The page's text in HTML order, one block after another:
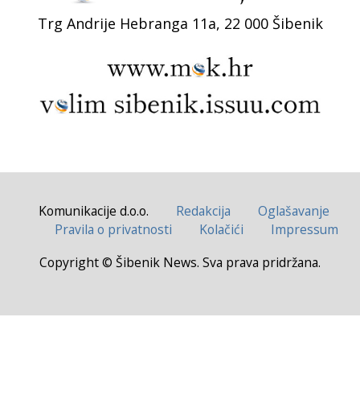
Trg Andrije Hebranga 11a, 22 000 Šibenik
Komunikacije d.o.o. Redakcija
Oglašavanje
Pravila o privatnosti
Kolačići
Impressum
Copyright © Šibenik News. Sva prava pridržana.